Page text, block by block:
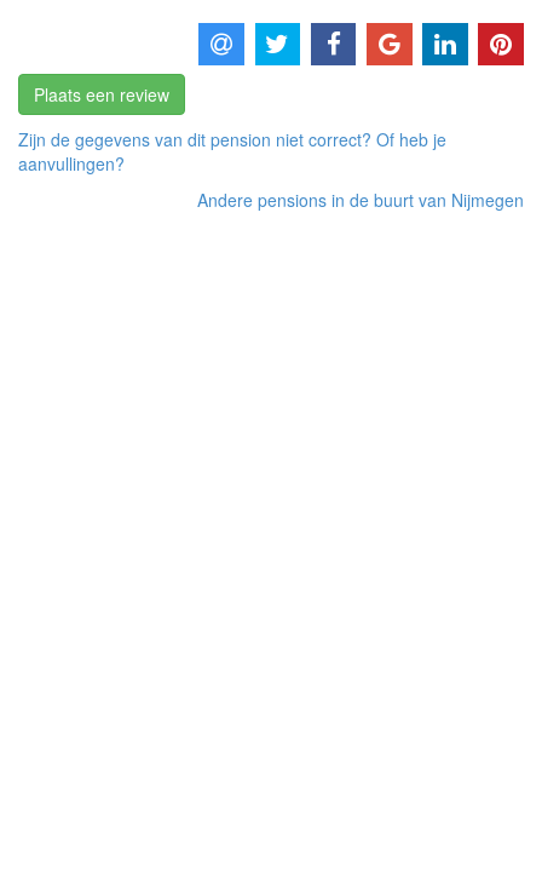
Plaats een review
Zijn de gegevens van dit pension niet correct? Of heb je
aanvullingen?
Andere pensions in de buurt van Nijmegen